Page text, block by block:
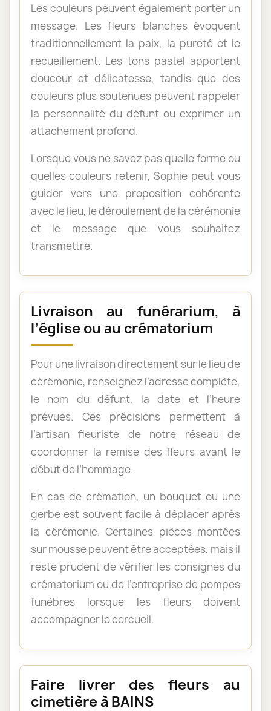
Les couleurs peuvent également porter un
message. Les fleurs blanches évoquent
traditionnellement la paix, la pureté et le
recueillement. Les tons pastel apportent
douceur et délicatesse, tandis que des
couleurs plus soutenues peuvent rappeler
la personnalité du défunt ou exprimer un
attachement profond.
Lorsque vous ne savez pas quelle forme ou
quelles couleurs retenir, Sophie peut vous
guider vers une proposition cohérente
avec le lieu, le déroulement de la cérémonie
et le message que vous souhaitez
transmettre.
Livraison au funérarium, à
l’église ou au crématorium
Pour une livraison directement sur le lieu de
cérémonie, renseignez l’adresse complète,
le nom du défunt, la date et l’heure
prévues. Ces précisions permettent à
l’artisan fleuriste de notre réseau de
coordonner la remise des fleurs avant le
début de l’hommage.
En cas de crémation, un bouquet ou une
gerbe est souvent facile à déplacer après
la cérémonie. Certaines pièces montées
sur mousse peuvent être acceptées, mais il
reste prudent de vérifier les consignes du
crématorium ou de l’entreprise de pompes
funèbres lorsque les fleurs doivent
accompagner le cercueil.
Faire livrer des fleurs au
cimetière à BAINS